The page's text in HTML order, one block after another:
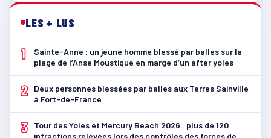
LES + LUS
1
Sainte-Anne : un jeune homme blessé par balles sur la
plage de l’Anse Moustique en marge d’un after yoles
2
Deux personnes blessées par balles aux Terres Sainville
à Fort-de-France
3
Tour des Yoles et Mercury Beach 2026 : plus de 120
infractions relevées lors des contrôles des forces de